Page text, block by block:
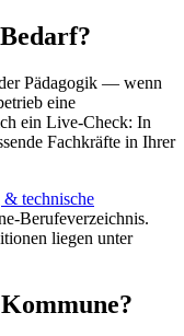
Pädagogik — wenn
eine
ein Live-Check: In
Fachkräfte in Ihrer
technische
Berufeverzeichnis.
liegen unter